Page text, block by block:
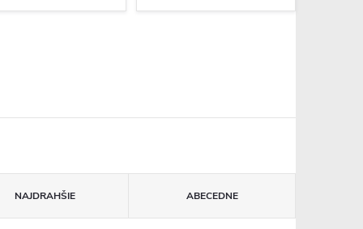
NAJDRAHŠIE ABECEDNE